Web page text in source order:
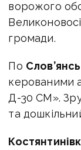
ворожого
громади.
По
керованими
Д-30 СМ».
та